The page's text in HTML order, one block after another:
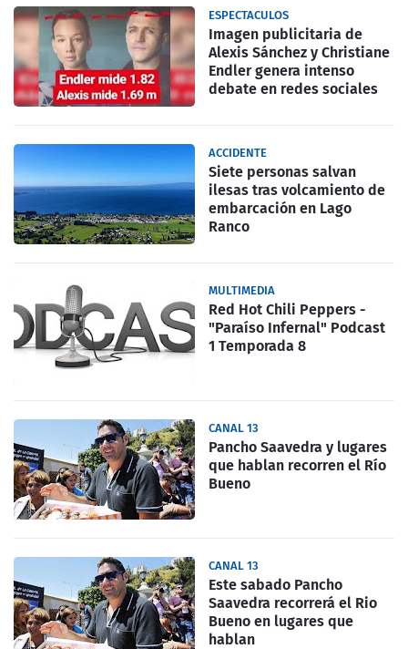
ESPECTACULOS
Imagen publicitaria de
Alexis Sánchez y Christiane
Endler genera intenso
debate en redes sociales
ACCIDENTE
Siete personas salvan
ilesas tras volcamiento de
embarcación en Lago
Ranco
MULTIMEDIA
Red Hot Chili Peppers -
"Paraíso Infernal" Podcast
1 Temporada 8
CANAL 13
Pancho Saavedra y lugares
que hablan recorren el Río
Bueno
CANAL 13
Este sabado Pancho
Saavedra recorrerá el Rio
Bueno en lugares que
hablan